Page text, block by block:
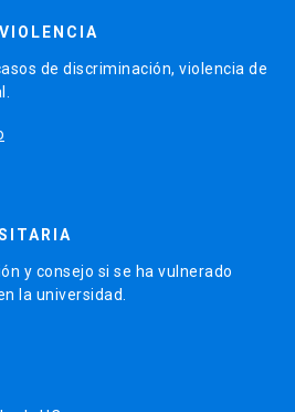
de discriminación, violencia de
y consejo si se ha vulnerado
la universidad.